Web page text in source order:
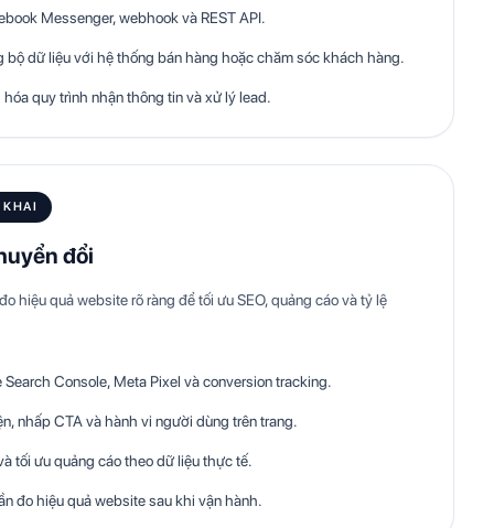
Messenger, webhook và REST API.
bộ dữ liệu với hệ thống bán hàng hoặc chăm sóc khách hàng.
quy trình nhận thông tin và xử lý lead.
đổi
hiệu quả website rõ ràng để tối ưu SEO, quảng cáo và tỷ lệ
Console, Meta Pixel và conversion tracking.
nhấp CTA và hành vi người dùng trên trang.
tối ưu quảng cáo theo dữ liệu thực tế.
đo hiệu quả website sau khi vận hành.